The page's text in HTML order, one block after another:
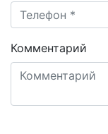
Комментарий